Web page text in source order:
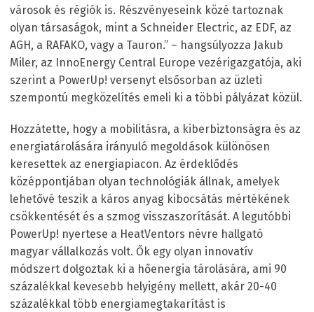
városok és régiók is. Részvényeseink közé tartoznak
olyan társaságok, mint a Schneider Electric, az EDF, az
AGH, a RAFAKO, vagy a Tauron.” – hangsúlyozza Jakub
Miler, az InnoEnergy Central Europe vezérigazgatója, aki
szerint a PowerUp! versenyt elsősorban az üzleti
szempontú megközelítés emeli ki a többi pályázat közül.
Hozzátette, hogy a mobilitásra, a kiberbiztonságra és az
energiatárolására irányuló megoldások különösen
keresettek az energiapiacon. Az érdeklődés
középpontjában olyan technológiák állnak, amelyek
lehetővé teszik a káros anyag kibocsátás mértékének
csökkentését és a szmog visszaszorítását. A legutóbbi
PowerUp! nyertese a HeatVentors névre hallgató
magyar vállalkozás volt. Ők egy olyan innovatív
módszert dolgoztak ki a hőenergia tárolására, ami 90
százalékkal kevesebb helyigény mellett, akár 20-40
százalékkal több energiamegtakarítást is